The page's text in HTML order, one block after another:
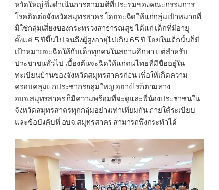
หวัดใหญ่ ซึ่งดำเนินการตามมติที่ประชุมของคณะกรรมการ
โรคติดต่อจังหวัดสมุทรสาคร โดยจะฉีดให้แก่กลุ่มเป้าหมายที่
มิใช่กลุ่มเสี่ยงของกระทรวงสาธารณสุข ได้แก่ เด็กที่มีอายุ
ตั้งแต่ 5 ปีขึ้นไป จนถึงผู้สูงอายุไม่เกิน 65 ปี โดยในเด็กนั้นก็มี
เป้าหมายจะฉีดให้กับเด็กทุกคนในสถานศึกษา แต่สำหรับ
ประชาชนทั่วไป เบื้องต้นจะฉีดให้แก่คนไทยที่มีชื่ออยู่ใน
ทะเบียนบ้านของจังหวัดสมุทรสาครก่อน เพื่อให้เกิดความ
ครอบคลุมแก่ประชากรกลุ่มใหญ่ อย่างไรก็ตามทาง
อบจ.สมุทรสาคร ก็มีความพร้อมที่จะดูและพี่น้องประชาชนใน
จังหวัดสมุทรสาครทุกกลุ่มอย่างเท่าเทียมกัน ภายใต้ระเบียบ
และข้อบังคับที่ อบจ.สมุทรสาคร สามารถพึงกระทำได้